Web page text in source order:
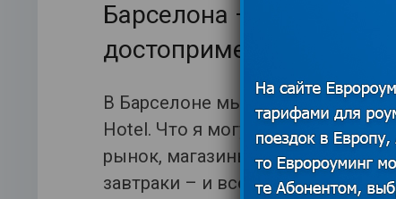
Барселона – Мадрид:
достопримечательностях
В Барселоне мы были двое
Hotel. Что я могу о нем сказать:
рынок, магазины. Приятное
завтраки – и все это по